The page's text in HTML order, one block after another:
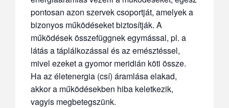
pontosan azon szervek csoportját, amelyek a
bizonyos működéseket biztosítják. A
működések összefüggnek egymással, pl. a
látás a táplálkozással és az emésztéssel,
mivel ezeket a gyomor meridián köti össze.
Ha az életenergia (csí) áramlása elakad,
akkor a működésekben hiba keletkezik,
vagyis megbetegszünk.